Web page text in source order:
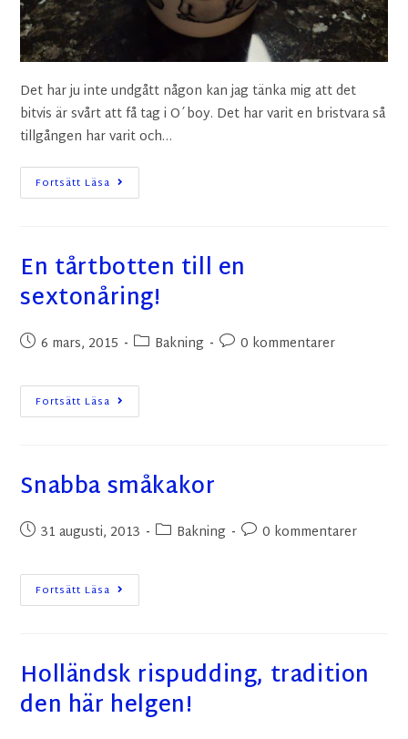
Det har ju inte undgått någon kan jag tänka mig att det
bitvis är svårt att få tag i O´boy. Det har varit en bristvara så
tillgången har varit och…
Fortsätt Läsa
En tårtbotten till en
sextonåring!
6 mars, 2015 Bakning 0 kommentarer
Fortsätt Läsa
Snabba småkakor
31 augusti, 2013 Bakning 0 kommentarer
Fortsätt Läsa
Holländsk rispudding, tradition
den här helgen!